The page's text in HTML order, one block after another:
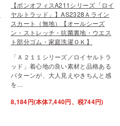
【ボンオフィスA211シリーズ「ロイ
ヤルトラッド」】AS2328Ａライン
スカート（無地）【オールシーズ
ン・ストレッチ・抗菌裏地・ウエス
ト部分ゴム・家庭洗濯ＯＫ】
「Ａ２１１シリーズ／ロイヤルトラ
ッド」着心地の良い素材と品格ある
パターンが、大人見えやきちんと感
を…
8,184円(本体7,440円、税744円)